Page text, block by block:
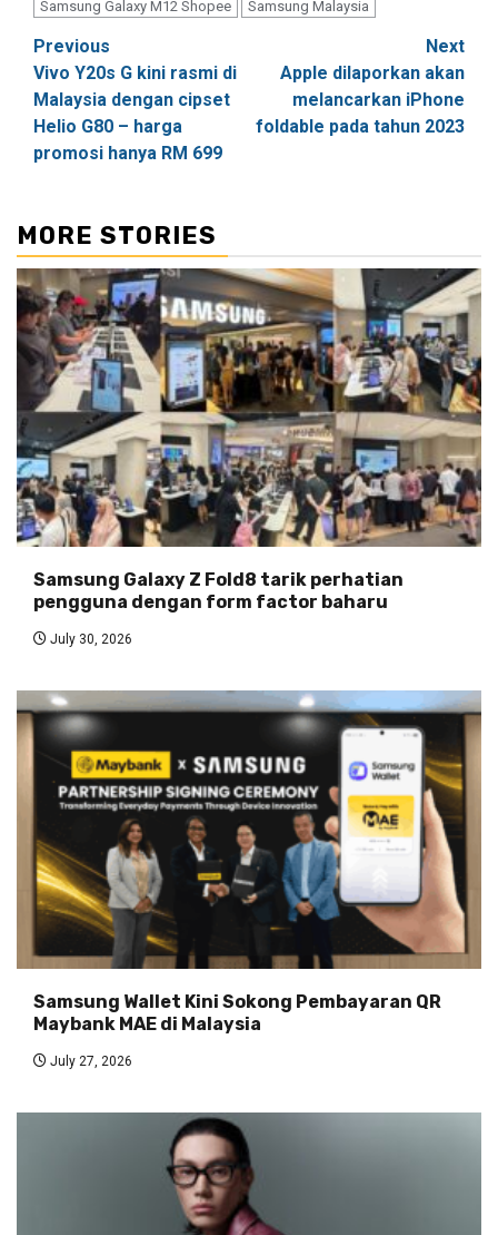
Samsung Galaxy M12 Shopee Samsung Malaysia
Post
navigation
Previous
Vivo Y20s G kini rasmi di
Malaysia dengan cipset
Helio G80 – harga
promosi hanya RM 699
Next
Apple dilaporkan akan
melancarkan iPhone
foldable pada tahun 2023
MORE STORIES
Samsung Galaxy Z Fold8 tarik perhatian
pengguna dengan form factor baharu
July 30, 2026
Samsung Wallet Kini Sokong Pembayaran QR
Maybank MAE di Malaysia
July 27, 2026